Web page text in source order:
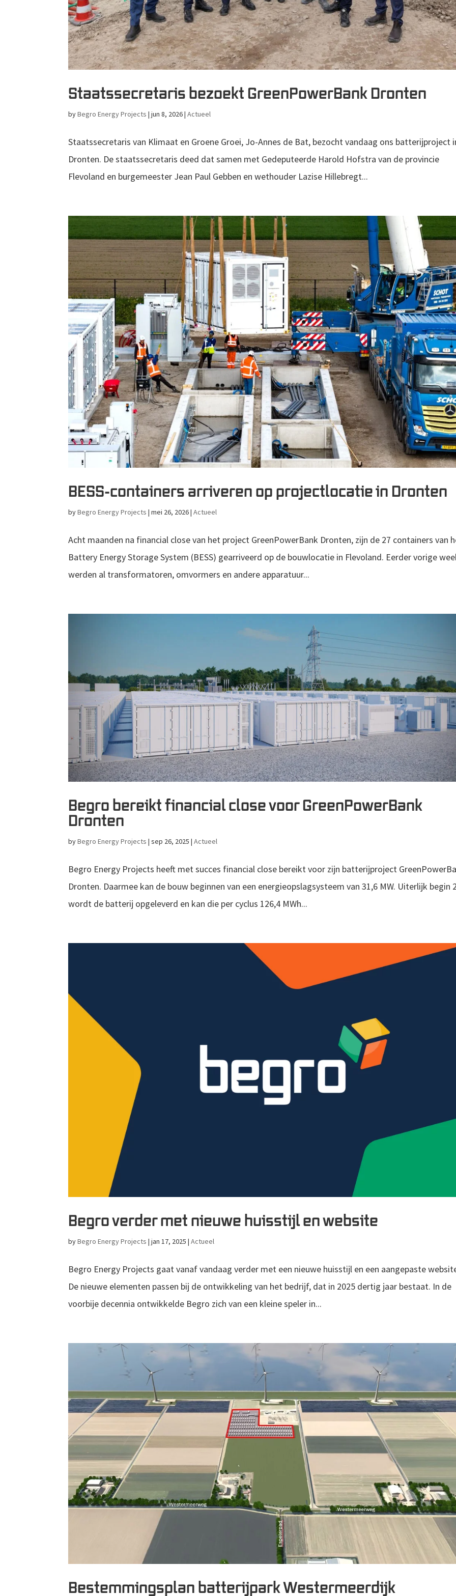
Staatssecretaris bezoekt GreenPowerBank Dronten
byBegro Energy Projects |jun 8, 2026|Actueel
Staatssecretaris van Klimaat en Groene Groei, Jo-Annes de Bat, bezocht vandaag ons batterijproject
Dronten. De staatssecretaris deed dat samen met Gedeputeerde Harold Hofstra van de provincie
Flevoland en burgemeester Jean Paul Gebben en wethouder Lazise Hillebregt...
BESS-containers arriveren op projectlocatie in Dronten
byBegro Energy Projects |mei 26, 2026|Actueel
Acht maanden na financial close van het project GreenPowerBank Dronten, zijn de 27 containers van
Battery Energy Storage System (BESS) gearriveerd op de bouwlocatie in Flevoland. Eerder vorige
werden al transformatoren, omvormers en andere apparatuur...
Begro bereikt financial close voor GreenPowerBank
Dronten
byBegro Energy Projects |sep 26, 2025 |Actueel
Begro Energy Projects heeft met succes financial close bereikt voor zijn batterijproject
Dronten. Daarmee kan de bouw beginnen van een energieopslagsysteem van 31,6 MW. Uiterlijk begin
wordt de batterij opgeleverd en kan die per cyclus 126,4 MWh...
Begro verder met nieuwe huisstijl en website
byBegro Energy Projects |jan 17, 2025 |Actueel
Begro Energy Projects gaat vanaf vandaag verder met een nieuwe huisstijl en een aangepaste
De nieuwe elementen passen bij de ontwikkeling van het bedrijf, dat in 2025 dertig jaar bestaat. In de
voorbije decennia ontwikkelde Begro zich van een kleine speler in...
Bestemmingsplan batterijpark Westermeerdijk